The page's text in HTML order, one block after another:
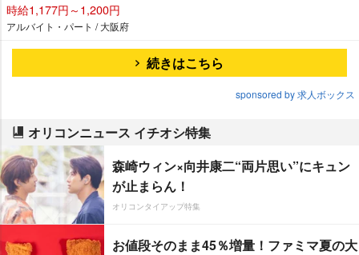
時給1,177円～1,200円
アルバイト・パート / 大阪府
続きはこちら
sponsored by 求人ボックス
オリコンニュース イチオシ特集
森崎ウィン×向井康二“両片思い”にキュン
が止まらん！
オリコンタイアップ特集
お値段そのまま45％増量！ファミマ夏の大